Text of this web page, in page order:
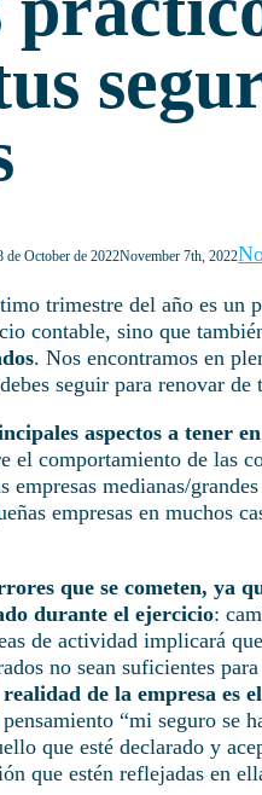
de October de 2022November 7th, 2022
trimestre del año es un
contable, sino que
. Nos encontramos en
seguir para renovar de
aspectos a tener
el comportamiento de las
empresas medianas/
empresas en muchos
que se cometen, ya
durante el ejercicio:
de actividad implicará
no sean suficientes
de la empresa es
“mi seguro se
que esté declarado y
que estén reflejadas en